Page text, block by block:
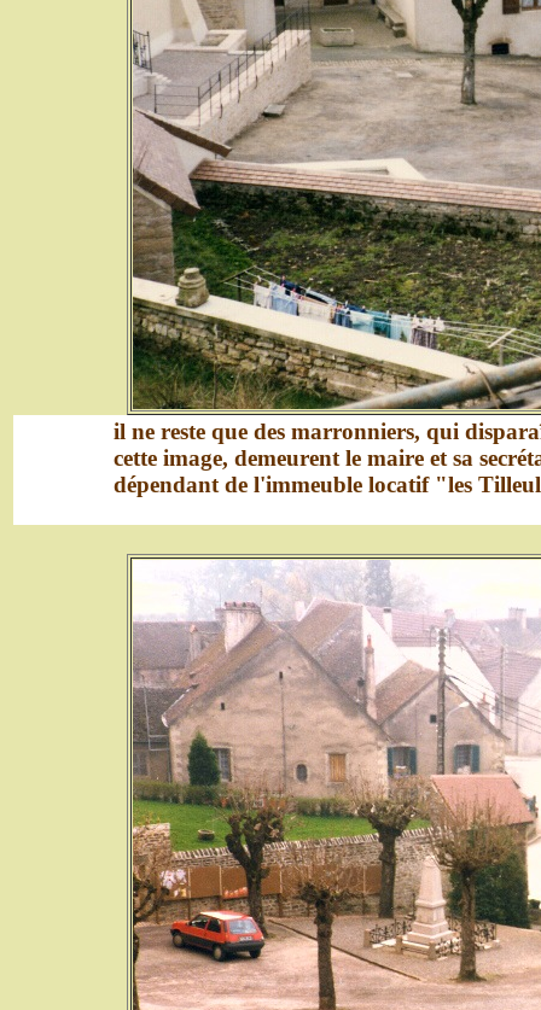
il ne reste que des marronniers, qui
cette image, demeurent le maire et sa
dépendant de l'immeuble locatif "les